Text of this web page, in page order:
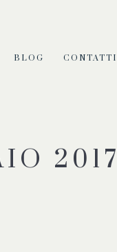
BLOG CONTATTI
2017